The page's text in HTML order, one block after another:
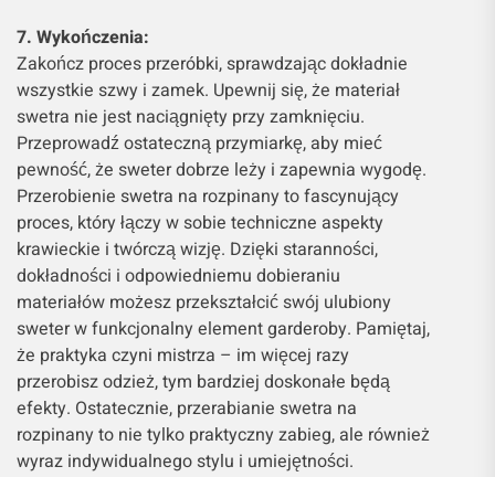
7. Wykończenia:
Zakończ proces przeróbki, sprawdzając dokładnie
wszystkie szwy i zamek. Upewnij się, że materiał
swetra nie jest naciągnięty przy zamknięciu.
Przeprowadź ostateczną przymiarkę, aby mieć
pewność, że sweter dobrze leży i zapewnia wygodę.
Przerobienie swetra na rozpinany to fascynujący
proces, który łączy w sobie techniczne aspekty
krawieckie i twórczą wizję. Dzięki staranności,
dokładności i odpowiedniemu dobieraniu
materiałów możesz przekształcić swój ulubiony
sweter w funkcjonalny element garderoby. Pamiętaj,
że praktyka czyni mistrza – im więcej razy
przerobisz odzież, tym bardziej doskonałe będą
efekty. Ostatecznie, przerabianie swetra na
rozpinany to nie tylko praktyczny zabieg, ale również
wyraz indywidualnego stylu i umiejętności.